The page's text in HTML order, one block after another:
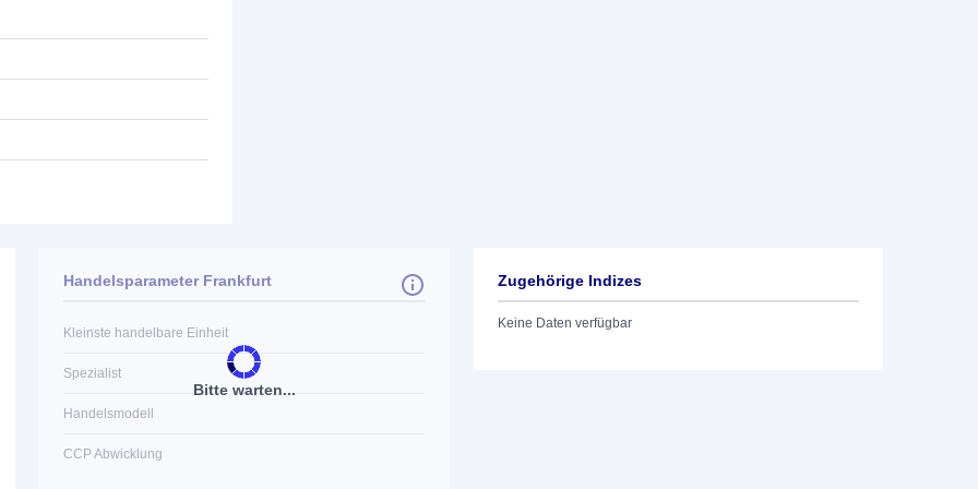
Bitte warten...
Handelsparameter Frankfurt
Kleinste handelbare Einheit
Spezialist
Handelsmodell
CCP Abwicklung
Zugehörige Indizes
Keine Daten verfügbar